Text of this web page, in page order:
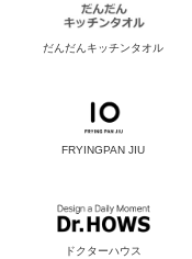
だんだんキッチンタオル
FRYINGPAN JIU
ドクターハウス